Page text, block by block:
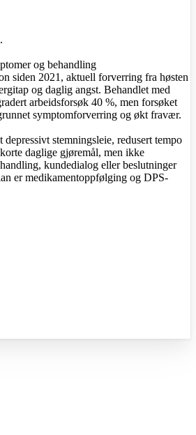
og behandling
siden 2021, aktuell forverring fra høsten
og daglig angst. Behandlet med
arbeidsforsøk 40 %, men forsøket
symptomforverring og økt fravær.
stemningsleie, redusert tempo
daglige gjøremål, men ikke
kundedialog eller beslutninger
er medikamentoppfølging og DPS-